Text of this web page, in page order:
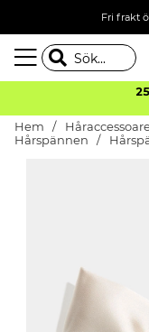
Fri frakt
Hem
Hårspännen